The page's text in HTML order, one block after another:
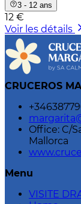
3 - 12 ans
12 €
Voir les détails
CRUCEROS
Office: C/
Mallorca
Menu
VISITE